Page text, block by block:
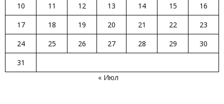
10
11 12 13 14 15
16
17
18 19 20 21 22
23
24
25 26 27 28 29
30
31
« Июл